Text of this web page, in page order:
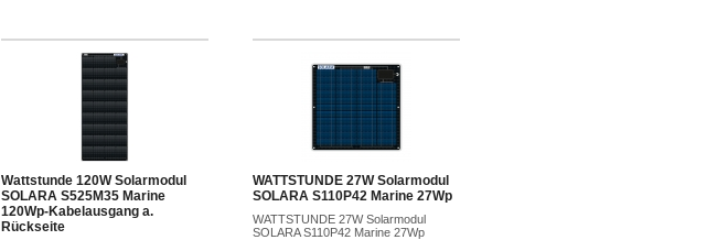
Wattstunde 120W Solarmodul
SOLARA S525M35 Marine
120Wp-Kabelausgang a.
Rückseite
WATTSTUNDE 27W Solarmodul
SOLARA S110P42 Marine 27Wp
WATTSTUNDE 27W Solarmodul
SOLARA S110P42 Marine 27Wp